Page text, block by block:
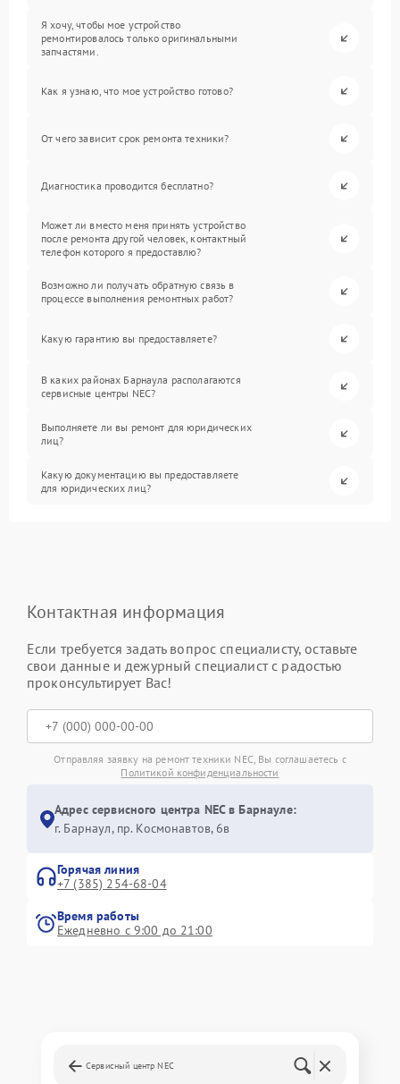
Я хочу, чтобы мое устройство
ремонтировалось только оригинальными
запчастями.
Как я узнаю, что мое устройство готово?
От чего зависит срок ремонта техники?
Диагностика проводится бесплатно?
Может ли вместо меня принять устройство
после ремонта другой человек, контактный
телефон которого я предоставлю?
Возможно ли получать обратную связь в
процессе выполнения ремонтных работ?
Какую гарантию вы предоставляете?
В каких районах Барнаула располагаются
сервисные центры NEC?
Выполняете ли вы ремонт для юридических
лиц?
Какую документацию вы предоставляете
для юридических лиц?
Контактная информация
Если требуется задать вопрос специалисту, оставьте
свои данные и дежурный специалист с радостью
проконсультирует Вас!
Отправляя заявку на ремонт техники NEC, Вы соглашаетесь с
Политикой конфиденциальности
Адрес сервисного центра NEC в Барнауле:
г. Барнаул, ​пр. Космонавтов, 6в
Горячая линия
+7 (385) 254-68-04
Время работы
Ежедневно с 9:00 до 21:00
Сервисный центр NEC